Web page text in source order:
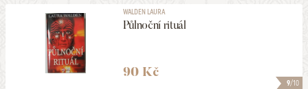
9/10
WALDEN LAURA
Půlnoční rituál
90 Kč